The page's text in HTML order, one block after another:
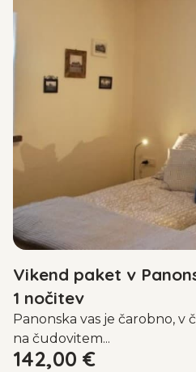
Vikend paket v
1 nočitev
Panonska vas je čarobno, v
na čudovitem...
142,00 €